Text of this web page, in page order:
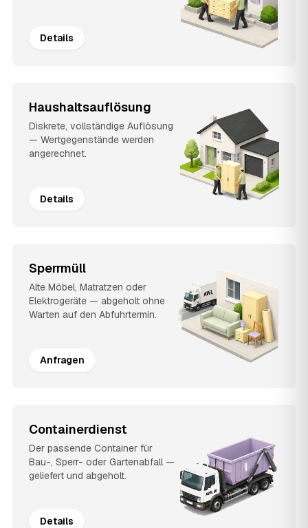
Details
Haushaltsauflösung
Diskrete, vollständige Auflösung
— Wertgegenstände werden
angerechnet.
Details
Sperrmüll
Alte Möbel, Matratzen oder
Elektrogeräte — abgeholt ohne
Warten auf den Abfuhrtermin.
Anfragen
Containerdienst
Der passende Container für
Bau-, Sperr- oder Gartenabfall —
geliefert und abgeholt.
Details